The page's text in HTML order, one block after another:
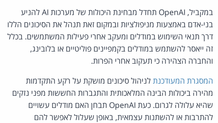
במקביל, OpenAI תחדל מבחינת היכולות של מערכות AI להניע
בני-אדם באמצעות מניפולציות ובמקום זאת תנהל את הסיכונים הללו
דרך תנאי השימוש במודלים ומעקב אחרי פעילות המשתמשים. בכלל
זה ייאסר להשתמש במודלים בקמפיינים פוליטיים או בלובינג,
והחברה הצהירה כי תעקוב אחרי הפרות.
המסגרת המעודכנתלניהול סיכונים מושקת על רקע התקדמות
מהירה ביכולות הבינה המלאכותית והתגברות החששות מפני נזקים
שהיא עלולה לגרום. כעת OpenAI תבחן האם מודלים עשויים
להתרבות או להשתנות עצמאית, באופן שעלול לאפשר להם